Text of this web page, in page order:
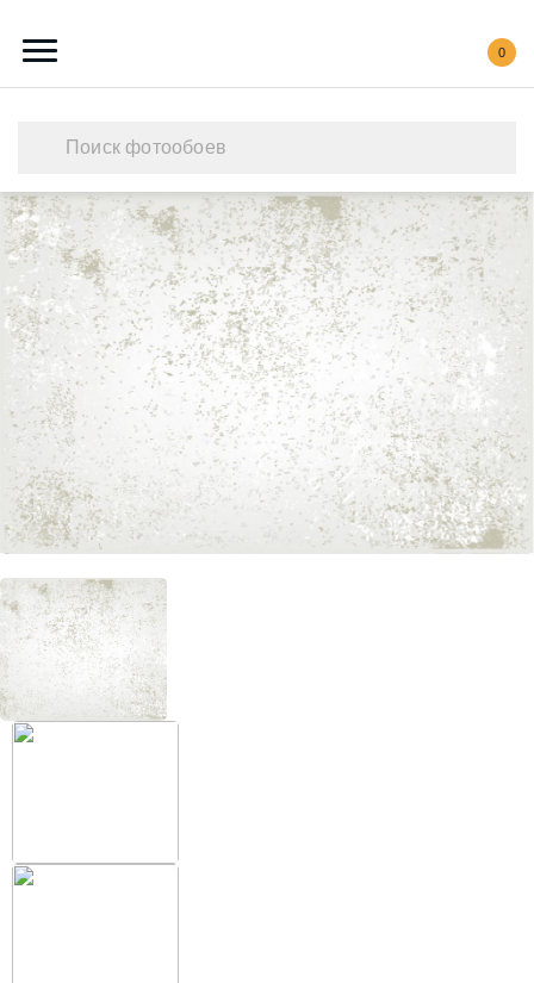
0
Каталог обоев
Наши работы
Создать свои фотообои
Акции
О нас
Контакты
+38 (097) 151 87 57
Избранное